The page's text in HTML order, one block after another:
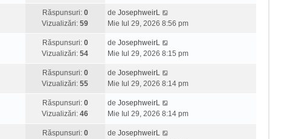
Răspunsuri: 0
Vizualizări:59
de JosephweirL
Mie Iul 29, 2026 8:56 pm
Răspunsuri: 0
Vizualizări:54
de JosephweirL
Mie Iul 29, 2026 8:15 pm
Răspunsuri: 0
Vizualizări:55
de JosephweirL
Mie Iul 29, 2026 8:14 pm
Răspunsuri: 0
Vizualizări:46
de JosephweirL
Mie Iul 29, 2026 8:14 pm
Răspunsuri: 0
de JosephweirL